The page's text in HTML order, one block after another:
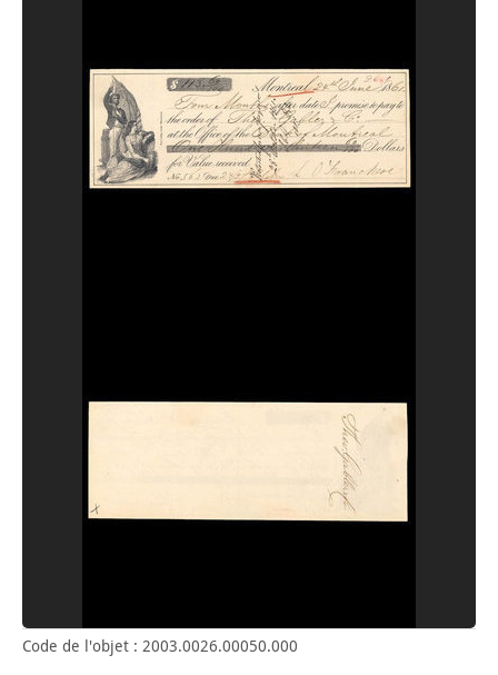
Code de l'objet : 2003.0026.00050.000